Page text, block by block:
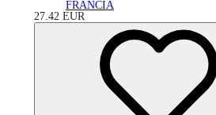
FRANCIA
27.42 EUR